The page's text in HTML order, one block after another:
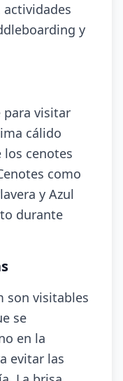
y
para visitar
cálido
los cenotes
como
y Azul
durante
son visitables
se
en la
evitar las